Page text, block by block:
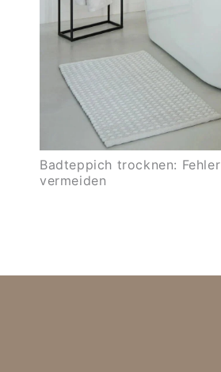
Badteppich trocknen: Fehler
vermeiden